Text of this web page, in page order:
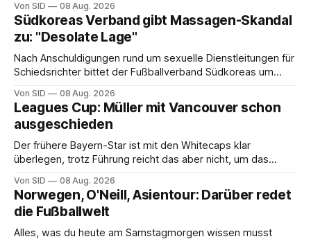
Von SID 08 Aug. 2026
Südkoreas Verband gibt Massagen-Skandal
zu: "Desolate Lage"
Nach Anschuldigungen rund um sexuelle Dienstleitungen für
Schiedsrichter bittet der Fußballverband Südkoreas um
Von SID 08 Aug. 2026
Leagues Cup: Müller mit Vancouver schon
ausgeschieden
Der frühere Bayern-Star ist mit den Whitecaps klar
überlegen, trotz Führung reicht das aber nicht, um das
Von SID 08 Aug. 2026
Norwegen, O'Neill, Asientour: Darüber redet
die Fußballwelt
Alles, was du heute am Samstagmorgen wissen musst